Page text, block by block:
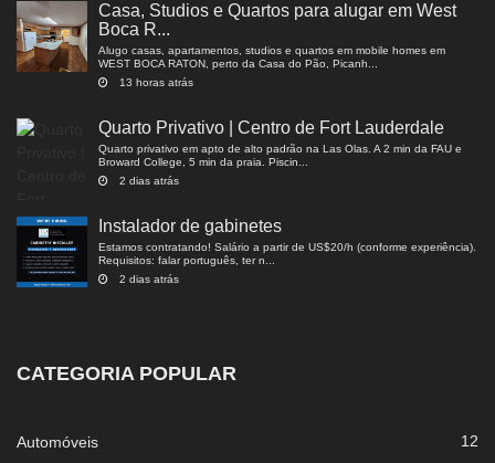
Casa, Studios e Quartos para alugar em West
Boca R...
Alugo casas, apartamentos, studios e quartos em mobile homes em
WEST BOCA RATON, perto da Casa do Pão, Picanh...
13 horas atrás
Quarto Privativo | Centro de Fort Lauderdale
Quarto privativo em apto de alto padrão na Las Olas. A 2 min da FAU e
Broward College, 5 min da praia. Piscin...
2 dias atrás
Instalador de gabinetes
Estamos contratando! Salário a partir de US$20/h (conforme experiência).
Requisitos: falar português, ter n...
2 dias atrás
CATEGORIA POPULAR
Automóveis 12